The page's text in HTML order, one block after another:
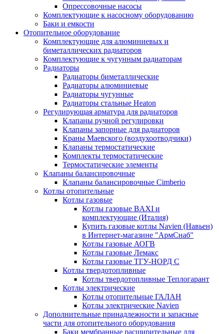
Опрессовочные насосы
Комплектующие к насосному оборудованию
Баки и емкости
Отопительное оборудование
Комплектующие для алюминиевых и
биметаллических радиаторов
Комплектующие к чугунным радиаторам
Радиаторы
Радиаторы биметаллические
Радиаторы алюминиевые
Радиаторы чугунные
Радиаторы стальные Heaton
Регулирующая арматура для радиаторов
Клапаны ручной регулировки
Клапаны запорные для радиаторов
Краны Маевского (воздухоотводчики)
Клапаны термостатические
Комплекты термостатические
Термостатические элементы
Клапаны балансировочные
Клапаны балансировочные Cimberio
Котлы отопительные
Котлы газовые
Котлы газовые BAXI и
комплектующие (Италия)
Купить газовые котлы Navien (Навьен)
в Интернет-магазине "АрмСнаб"
Котлы газовые АОГВ
Котлы газовые Лемакс
Котлы газовые ТГУ-НОРД С
Котлы твердотопливные
Котлы твердотопливные Теплогарант
Котлы электрические
Котлы отопительные ГАЛАН
Котлы электрические Navien
Дополнительные принадлежности и запасные
части для отопительного оборудования
Баки мембранные расширительные для